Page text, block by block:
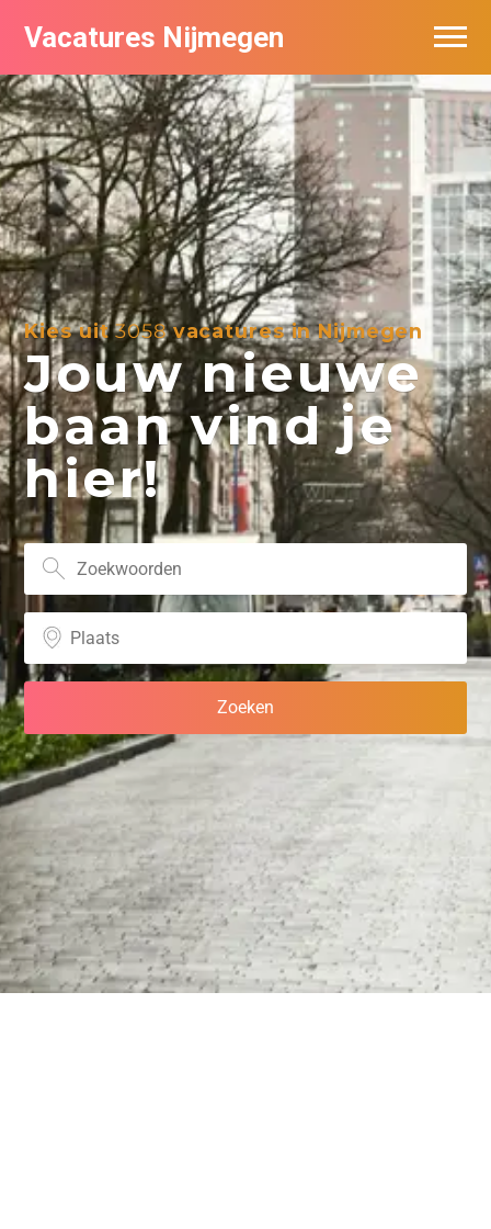
Vacatures Nijmegen
Kies uit3058vacatures in Nijmegen
Jouw nieuwe
baan vind je
hier!
Vacatures per bedrijf
De populairste vacatures in Nijmegen
Nieuwsbrief feed